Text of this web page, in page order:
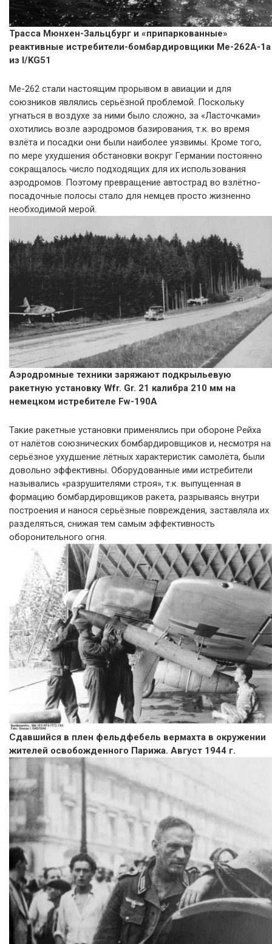
Трасса Мюнхен-Зальцбург и «припаркованные»
реактивные истребители-бомбардировщики Ме-262А-1а
из I/KG51
Ме-262 стали настоящим прорывом в авиации и для
союзников являлись серьёзной проблемой. Поскольку
угнаться в воздухе за ними было сложно, за «Ласточками»
охотились возле аэродромов базирования, т.к. во время
взлёта и посадки они были наиболее уязвимы. Кроме того,
по мере ухудшения обстановки вокруг Германии постоянно
сокращалось число подходящих для их использования
аэродромов. Поэтому превращение автострад во взлётно-
посадочные полосы стало для немцев просто жизненно
необходимой мерой.
Аэродромные техники заряжают подкрыльевую
ракетную установку Wfr. Gr. 21 калибра 210 мм на
немецком истребителе Fw-190A
Такие ракетные установки применялись при обороне Рейха
от налётов союзнических бомбардировщиков и, несмотря на
серьёзное ухудшение лётных характеристик самолёта, были
довольно эффективны. Оборудованные ими истребители
назывались «разрушителями строя», т.к. выпущенная в
формацию бомбардировщиков ракета, разрываясь внутри
построения и нанося серьёзные повреждения, заставляла их
разделяться, снижая тем самым эффективность
оборонительного огня.
Сдавшийся в плен фельдфебель вермахта в окружении
жителей освобожденного Парижа. Август 1944 г.